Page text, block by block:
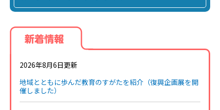
新着情報
2026年8月6日更新
地域とともに歩んだ教育のすがたを紹介（復興企画展を開
催しました）